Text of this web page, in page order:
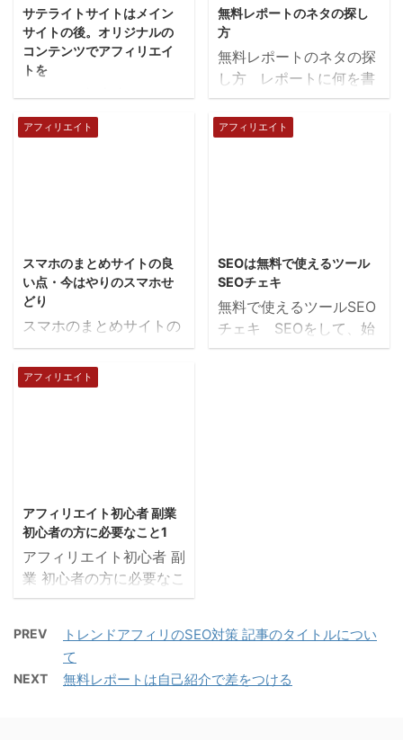
サテライトサイトはメイン
サイトの後。オリジナルの
コンテンツでアフィリエイ
トを
アフィリ 初心者がするこ
と サイトを量産すれば
質が悪いサイトになりや
ひとつ丁寧に作っていく
ことがポイントです。 し
かし1つのサイトにこだ
わりすぎるも無駄な労力
をかけることになります
から、とりあえずサイト
のコンテンツがなければ
成約数は増えません。 ユ
ー ...
無料レポートのネタの探し
方
無料レポートのネタの探
し方 レポートに何を書
いたら良いか迷った時
は、自分の知っている身
近なことを題材にしてく
かしメルマガの趣旨とは
全く違った内容のレポー
トを作成しても意味があ
りませんから、属性は合
アフィリエイト
スマホのまとめサイトの良
い点・今はやりのスマホせ
どり
スマホのまとめサイトの
良い点 クリック広告
は、スマホサイトが結果
が出やすいです。 コン
す。 スマホ用まとめサ
イトのいいところは ・新
しいiphone利用者が入っ
てきたりします。 ・PC
ば、スマホにも自動的に
アップされます。 そし
て、間違ってクリックす
ることが多いので、結構
アフィリエイト
SEOは無料で使えるツール
SEOチェキ
無料で使えるツールSEO
チェキ SEOをして、始
めにぶち当たるのは、ラ
SEOに強くなりました。
を実践されたら、あなた
アフィリエイト
アフィリエイト初心者 副業
初心者の方に必要なこと1
アフィリエイト初心者 副
業 初心者の方に必要なこ
と この記事を読んでく
日から成功するために、
新しいところへ向かって
いきます。 まだ覚悟が
PREV
トレンドアフィリのSEO対策 記事のタイトルについ
て
NEXT 無料レポートは自己紹介で差をつける